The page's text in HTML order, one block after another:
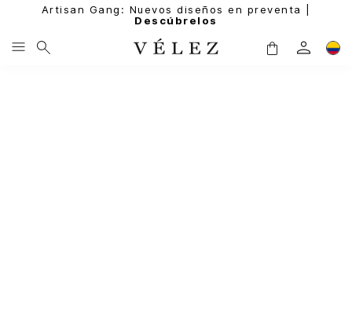
Artisan Gang: Nuevos diseños en preventa |
Descúbrelos